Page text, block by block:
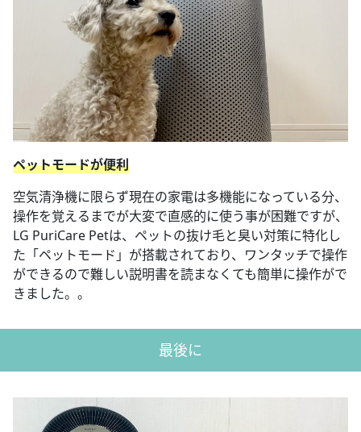
ペットモードが便利
空気清浄機に限らず現在の家電は多機能になっている分、
操作を覚えるまでが大変で直感的に使う事が困難ですが、
LG PuriCare Petは、ペットの抜け毛と臭い対策に特化し
た「ペットモード」が搭載されており、ワンタッチで操作
ができるので難しい説明書を読まなくても簡単に操作がで
きました。。
最後に